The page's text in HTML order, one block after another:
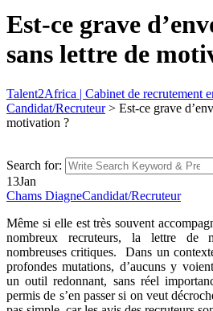
Est-ce grave
sans lettre de
Talent2Africa | Cabinet de recrutement
Candidat/Recruteur> Est-ce grave
motivation ?
Search for:
13Jan
Chams DiagneCandidat/Recruteur
Même si elle est très souvent
nombreux recruteurs, la lettre de
nombreuses critiques. Dans un
profondes mutations, d’aucuns y
un outil redonnant, sans réel
permis de s’en passer si on veut